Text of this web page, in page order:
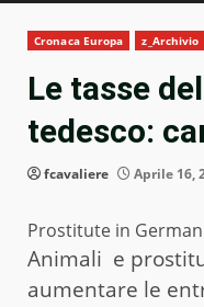
Cronaca Europa z_Archivio
Le tasse
tedesco:
fcavaliere Aprile 16,
Prostitute in
Animali e
aumentare le